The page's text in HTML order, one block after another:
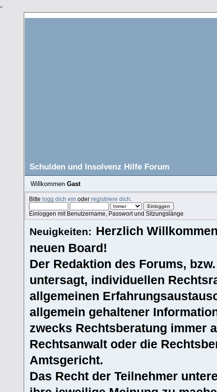
"
Schulden und Insolvenz Hilfe Forum
Willkommen Gast
Bittelogg dich ein oderregistriere dich
Einloggen mit Benutzername, Passwort und Sitzungslänge
Neuigkeiten: Herzlich
neuen Board!
Der Redaktion des Forums,
untersagt, individuellen
allgemeinen
allgemein gehaltener
zwecks Rechtsberatung immer
Rechtsanwalt oder die
Amtsgericht.
Das Recht der Teilnehmer